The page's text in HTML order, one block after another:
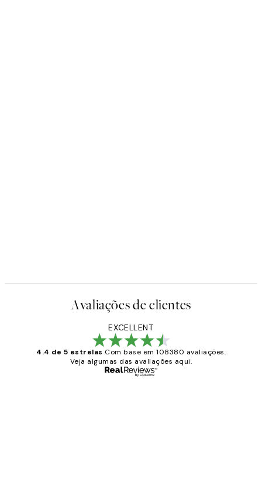
Avaliações de clientes
EXCELLENT
4.4 de 5 estrelas Com base em 108380 avaliações.
Veja algumas das avaliações aqui.